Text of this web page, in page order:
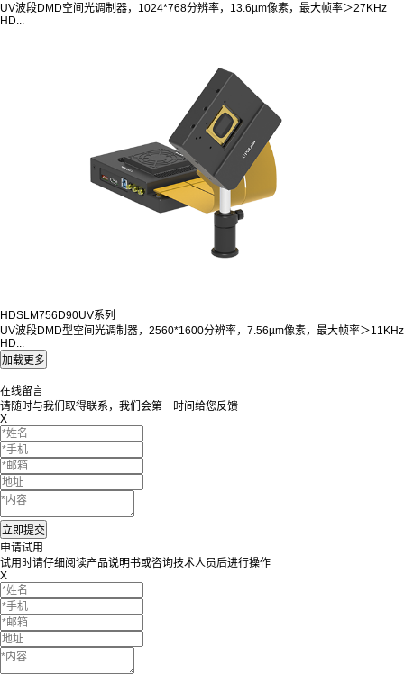
UV波段DMD空间光调制器，1024*768分辨率，13.6µm像素，最大帧率＞27KHz
HD...
HDSLM756D90UV系列
UV波段DMD型空间光调制器，2560*1600分辨率，7.56µm像素，最大帧率＞11KHz
HD...
在线留言
请随时与我们取得联系，我们会第一时间给您反馈
X
申请试用
试用时请仔细阅读产品说明书或咨询技术人员后进行操作
X